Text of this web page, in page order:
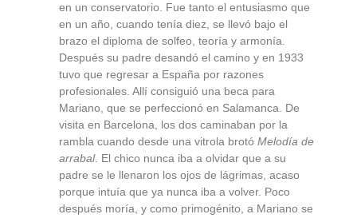
en un conservatorio. Fue tanto el entusiasmo que
en un año, cuando tenía diez, se llevó bajo el
brazo el diploma de solfeo, teoría y armonía.
Después su padre desandó el camino y en 1933
tuvo que regresar a España por razones
profesionales. Allí consiguió una beca para
Mariano, que se perfeccionó en Salamanca. De
visita en Barcelona, los dos caminaban por la
rambla cuando desde una vitrola brotó Melodía de
arrabal. El chico nunca iba a olvidar que a su
padre se le llenaron los ojos de lágrimas, acaso
porque intuía que ya nunca iba a volver. Poco
después moría, y como primogénito, a Mariano se